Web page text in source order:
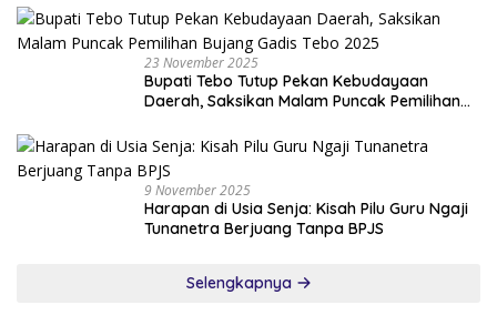
23 November 2025
Bupati Tebo Tutup Pekan Kebudayaan
Daerah, Saksikan Malam Puncak Pemilihan
9 November 2025
Harapan di Usia Senja: Kisah Pilu Guru Ngaji
Tunanetra Berjuang Tanpa BPJS
Selengkapnya